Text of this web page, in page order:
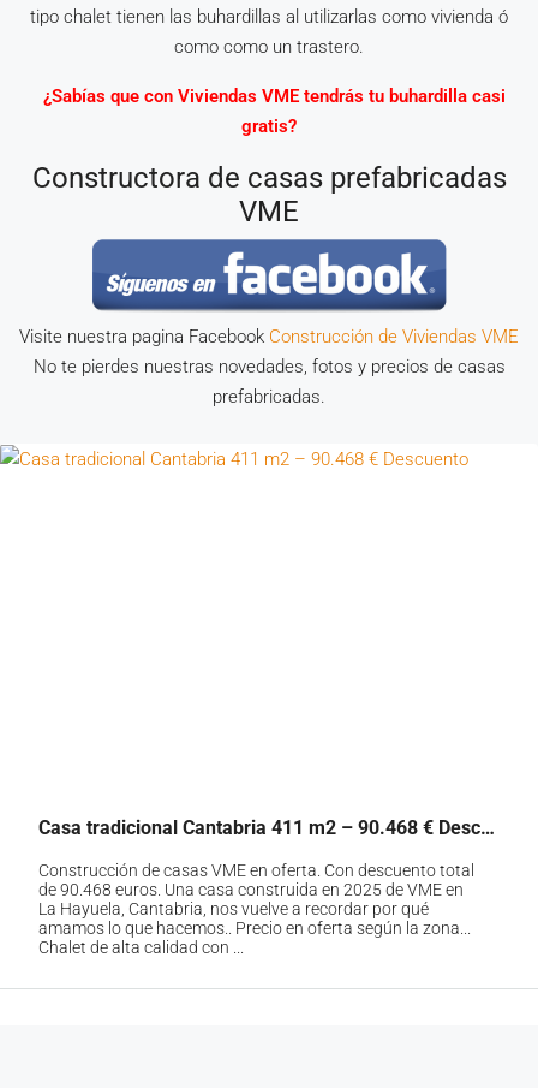
tipo chalet tienen las buhardillas al utilizarlas como vivienda ó
como como un trastero.
¿Sabías que con Viviendas VME tendrás tu buhardilla casi
gratis?
Constructora de casas prefabricadas
VME
Visite nuestra pagina Facebook Construcción de Viviendas VME
No te pierdes nuestras novedades, fotos y precios de casas
prefabricadas.
Casa tradicional Cantabria 411 m2 – 90.468 € Descuento
Construcción de casas VME en oferta. Con descuento total
de 90.468 euros. Una casa construida en 2025 de VME en
La Hayuela, Cantabria, nos vuelve a recordar por qué
amamos lo que hacemos.. Precio en oferta según la zona...
Chalet de alta calidad con ...